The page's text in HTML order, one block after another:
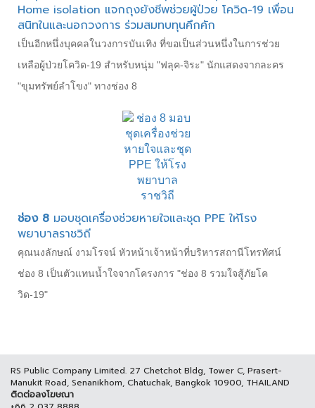
Home isolation แจกถุงยังชีพช่วยผู้ป่วย โควิด-19 เพื่อน
สนิทในและนอกวงการ ร่วมสมทบทุนคึกคัก
เป็นอีกหนึ่งบุคคลในวงการบันเทิง ที่ขอเป็นส่วนหนึ่งในการช่วย
เหลือผู้ป่วยโควิด-19 สำหรับหนุ่ม "ฟลุค-จิระ" นักแสดงจากละคร
"ขุมทรัพย์ลำโขง" ทางช่อง 8
ช่อง 8 มอบชุดเครื่องช่วยหายใจและชุด PPE ให้โรง
พยาบาลราชวิถี
คุณนงลักษณ์ งามโรจน์ หัวหน้าเจ้าหน้าที่บริหารสถานีโทรทัศน์
ช่อง 8 เป็นตัวแทนน้ำใจจากโครงการ "ช่อง 8 รวมใจสู้ภัยโค
วิด-19"
RS Public Company Limited. 27 Chetchot Bldg, Tower C, Prasert-
Manukit Road, Senanikhom, Chatuchak, Bangkok 10900, THAILAND
ติดต่อลงโฆษณา